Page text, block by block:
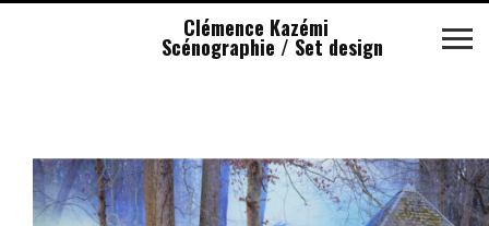
Clémence Kazémi
Scénographie / Set design